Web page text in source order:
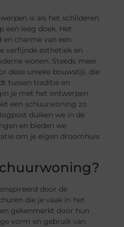
is als het schilderen
een leeg doek. Het
charme van een
verfijnde esthetiek en
wonen. Steeds meer
deze unieke bouwstijl, die
tussen traditie en
je met het ontwerpen
een schuurwoning zo
duiken we in de
en bieden we
om je eigen droomhuis
door de
die je vaak in het
gekenmerkt door hun
vorm en gebruik van